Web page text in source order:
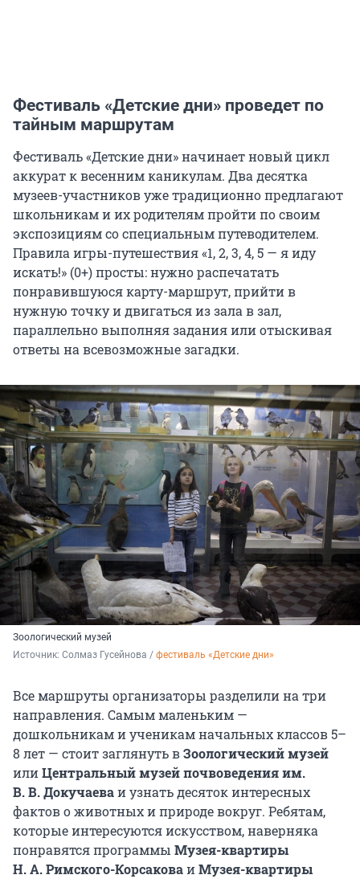
Фестиваль «Детские дни» проведет по
тайным маршрутам
Фестиваль «Детские дни» начинает новый цикл
аккурат к весенним каникулам. Два десятка
музеев-участников уже традиционно предлагают
школьникам и их родителям пройти по своим
экспозициям со специальным путеводителем.
Правила игры-путешествия «1, 2, 3, 4, 5 — я иду
искать!» (0+) просты: нужно распечатать
понравившуюся карту-маршрут, прийти в
нужную точку и двигаться из зала в зал,
параллельно выполняя задания или отыскивая
ответы на всевозможные загадки.
Зоологический музей
Источник: Солмаз Гусейнова / фестиваль «Детские дни»
Все маршруты организаторы разделили на три
направления. Самым маленьким —
дошкольникам и ученикам начальных классов 5–
8 лет — стоит заглянуть вЗоологический музей
илиЦентральный музей почвоведения им.
В. В. Докучаеваи узнать десяток интересных
фактов о животных и природе вокруг. Ребятам,
которые интересуются искусством, наверняка
понравятся программы Музея-квартиры
Н. А. Римского-КорсаковаиМузея-квартиры